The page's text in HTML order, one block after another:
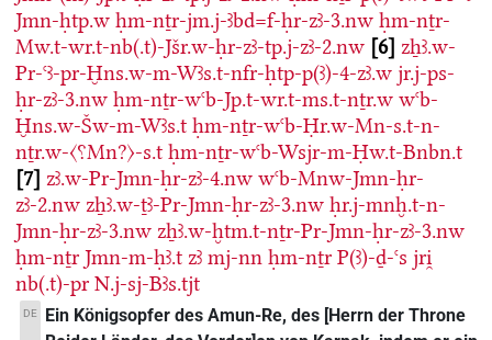
Jmn-ḥtp.w ḥm-nṯr-jm.j-ꜣbd=f-ḥr-zꜣ-3.nw ḥm-nṯr-
Mw.t-wr.t-nb(.t)-Jšr.w-ḥr-zꜣ-tp.j-zꜣ-2.nw 6 zẖꜣ.w-
Pr-ꜥꜣ-pr-Ḫns.w-m-Wꜣs.t-nfr-ḥtp-p(ꜣ)-4-zꜣ.w jr.j-ps-
ḥr-zꜣ-3.nw ḥm-nṯr-wꜥb-Jp.t-wr.t-ms.t-nṯr.w wꜥb-
Ḫns.w-Šw-m-Wꜣs.t ḥm-nṯr-wꜥb-Ḥr.w-Mn-s.t-n-
nṯr.w-〈⸮Mn?〉-s.t ḥm-nṯr-wꜥb-Wsjr-m-Ḥw.t-Bnbn.t
7 zꜣ.w-Pr-Jmn-ḥr-zꜣ-4.nw wꜥb-Mnw-Jmn-ḥr-
zꜣ-2.nw zẖꜣ.w-ṯꜣ-Pr-Jmn-ḥr-zꜣ-3.nw ḥr.j-mnḫ.t-n-
Jmn-ḥr-zꜣ-3.nw zẖꜣ.w-ḫtm.t-nṯr-Pr-Jmn-ḥr-zꜣ-3.nw
ḥm-nṯr Jmn-m-ḥꜣ.t zꜣ mj-nn ḥm-nṯr P(ꜣ)-ḏ-ꜥs jri̯
nb(.t)-pr N.j-sj-Bꜣs.tjt
DE
Ein Königsopfer des Amun-Re, des [Herrn der Throne